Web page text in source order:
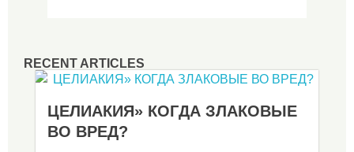
RECENT ARTICLES
ЦЕЛИАКИЯ» КОГДА ЗЛАКОВЫЕ
ВО ВРЕД?